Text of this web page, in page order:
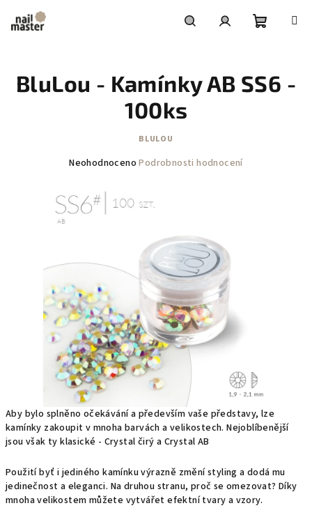
obsah
košík
Aby bylo splněno očekávání a především vaše představy, lze
kamínky zakoupit v mnoha barvách a velikostech. Nejoblíbenější
jsou však ty klasické - Crystal čirý a Crystal AB
Použití byť i jediného kamínku výrazně změní styling a dodá mu
jedinečnost a eleganci. Na druhou stranu, proč se omezovat? Díky
mnoha velikostem můžete vytvářet efektní tvary a vzory.
BluLou - Kamínky AB SS6 -
100ks
BLULOU
Průměrné
produktu
je
0,0
hvězdiček.
Neohodnoceno Podrobnosti hodnocení